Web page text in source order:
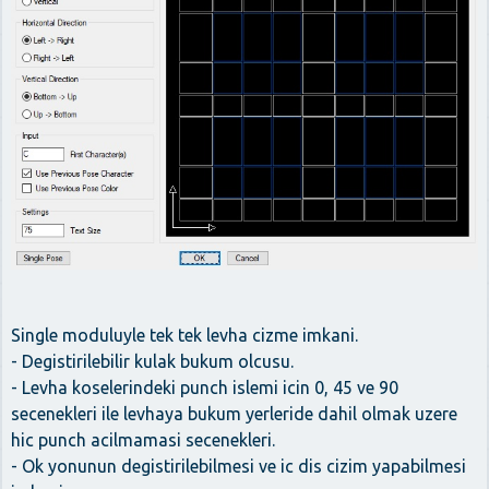
Single moduluyle tek tek levha cizme imkani.
- Degistirilebilir kulak bukum olcusu.
- Levha koselerindeki punch islemi icin 0, 45 ve 90
secenekleri ile levhaya bukum yerleride dahil olmak uzere
hic punch acilmamasi secenekleri.
- Ok yonunun degistirilebilmesi ve ic dis cizim yapabilmesi